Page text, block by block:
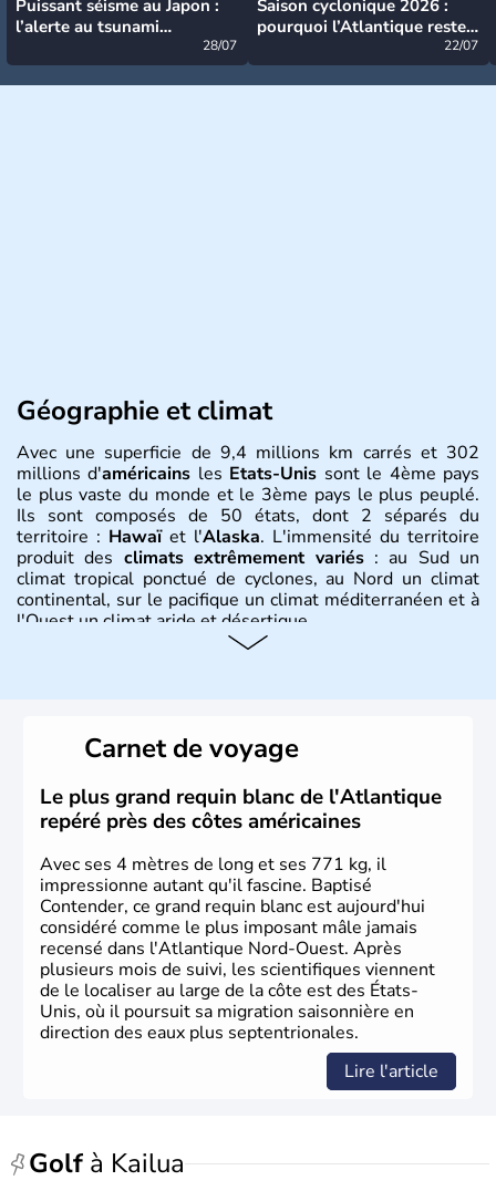
Puissant séisme au Japon :
l’alerte au tsunami
28/07
Saison cyclonique 2026 :
pourquoi l’Atlantique reste
22/07
Géographie et climat
Avec une superficie de 9,4 millions km carrés et 302
millions d'américains les Etats-Unis sont le 4ème pays
le plus vaste du monde et le 3ème pays le plus peuplé.
Ils sont composés de 50 états, dont 2 séparés du
territoire : Hawaïet l'Alaska. L'immensité du territoire
produit des climats extrêmement variés: au Sud un
climat tropical ponctué de cyclones, au Nord un climat
continental, sur le pacifique un climat méditerranéen et à
l'Ouest un climat aride et désertique.
Plusieurs populations se sont succédées avant l'arrivée
des européens, suite à la découverte du continent par
Christophe Colomb en 1492. Les 13 colonies
britanniques proclament la Déclaration d'indépendance
en 1776 et adoptent leur première constitution en 1787.
La conquête de l'Ouest marque ensuite l'entrée dans une
phase de développement intense.
Carnet de voyage
Le plus grand requin blanc de l'Atlantique
repéré près des côtes américaines
Avec ses 4 mètres de long et ses 771 kg, il
impressionne autant qu'il fascine. Baptisé
Contender, ce grand requin blanc est aujourd'hui
considéré comme le plus imposant mâle jamais
recensé dans l'Atlantique Nord-Ouest. Après
plusieurs mois de suivi, les scientifiques viennent
de le localiser au large de la côte est des États-
Unis, où il poursuit sa migration saisonnière en
direction des eaux plus septentrionales.
Lire l'article
Golf à Kailua